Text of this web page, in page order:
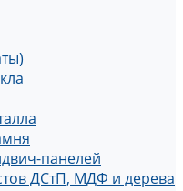
панелей
ДСтП, МДФ и дерева